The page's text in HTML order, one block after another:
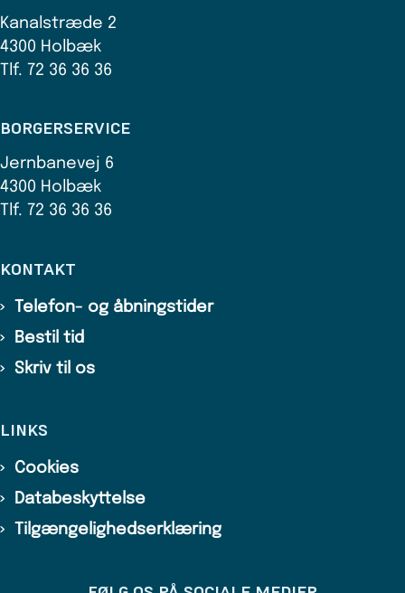
Kanalstræde 2
4300 Holbæk
Tlf. 72 36 36 36
BORGERSERVICE
Jernbanevej 6
4300 Holbæk
Tlf. 72 36 36 36
KONTAKT
Telefon- og åbningstider
Bestil tid
Skriv til os
LINKS
Cookies
Databeskyttelse
Tilgængelighedserklæring